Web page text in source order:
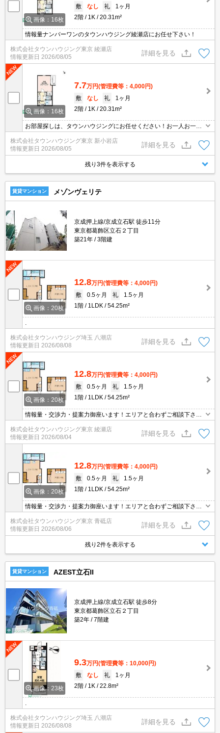
画像：16枚
敷
なし 礼
1ヶ月
2階
1K 20.31m²
情報量ナンバーワンのタウンハウジング綾瀬店にお任せ下さい！
株式会社タウンハウジング東京 綾瀬店
情報更新日 2026/08/05
詳細を見る
画像：16枚
7.7万円(管理費等：4,000円)
敷
なし 礼
1ヶ月
2階
1K 20.31m²
お部屋探しは、タウンハウジングにお任せください！お一人お一人
様に合ったお部屋をお探し致します。分からないことは何でもご相
談くださいませ。
株式会社タウンハウジング東京 新小岩店
情報更新日 2026/08/05
詳細を見る
残り3件を表示する
賃貸マンション メゾンヴェリテ
京成押上線/京成立石駅 徒歩11分
東京都葛飾区立石２丁目
築21年
3階建
画像：20枚
12.8万円(管理費等：4,000円)
敷
0.5ヶ月 礼
1.5ヶ月
1階
1LDK 54.25m²
株式会社タウンハウジング埼玉 八潮店
情報更新日 2026/08/08
詳細を見る
画像：20枚
12.8万円(管理費等：4,000円)
敷
0.5ヶ月 礼
1.5ヶ月
1階
1LDK 54.25m²
情報量・交渉力・提案力御座います！エリアと合わずご相談下さ
い！タウンハウジング青砥店へお問合せ頂ければ最適・快適なお住
まいご紹介させて頂きます！
株式会社タウンハウジング東京 綾瀬店
情報更新日 2026/08/04
詳細を見る
画像：20枚
12.8万円(管理費等：4,000円)
敷
0.5ヶ月 礼
1.5ヶ月
1階
1LDK 54.25m²
情報量・交渉力・提案力御座います！エリアと合わずご相談下さ
い！タウンハウジング青砥店へお問合せ頂ければ最適・快適なお住
まいご紹介させて頂きます！
株式会社タウンハウジング東京 青砥店
情報更新日 2026/08/06
詳細を見る
残り2件を表示する
賃貸マンション AZEST立石II
京成押上線/京成立石駅 徒歩8分
東京都葛飾区立石２丁目
築2年
7階建
画像：23枚
9.3万円(管理費等：10,000円)
敷
なし 礼
1ヶ月
2階
1K 22.8m²
株式会社タウンハウジング埼玉 八潮店
情報更新日 2026/08/08
詳細を見る